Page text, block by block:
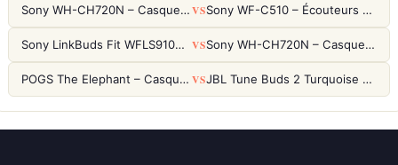
Sony WH-CH720N – Casque ANC 35h, Ultra-léger (192g) avec Processeur V1 VS Sony WF-C510 – Écouteurs True Wireless compacts, autonomie 22h et multipoint
Sony LinkBuds Fit WFLS910NW Blanc – Écouteurs Sport Ailes ANC VS Sony WH-CH720N – Casque ANC 35h, Ultra-léger (192g) avec Processeur V1
POGS The Elephant – Casque Filaire Enfants 85dB POGS-Safe™ (Éco-Responsable) VS JBL Tune Buds 2 Turquoise – Écouteurs True Wireless avec ANC et autonomie 48h